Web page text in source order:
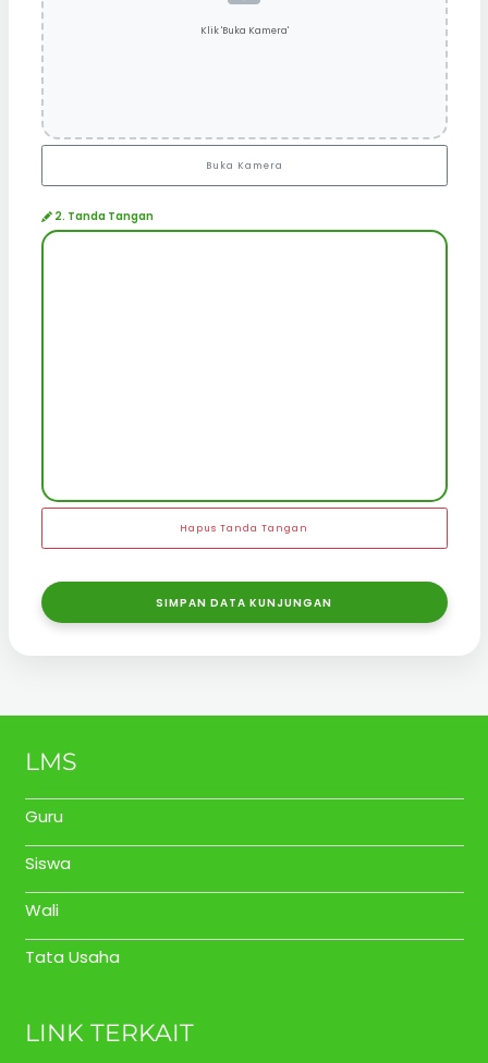
Klik 'Buka Kamera'
Buka Kamera
2. Tanda Tangan
Hapus Tanda Tangan
SIMPAN DATA KUNJUNGAN
LMS
Guru
Siswa
Wali
Tata Usaha
LINK TERKAIT